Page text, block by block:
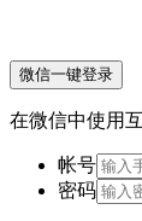
微信一键登录
在微信中使用
帐号
密码